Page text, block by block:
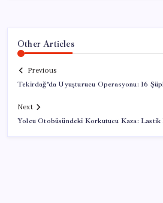
Other Articles
Previous
Tekirdağ’da Uyuşturucu Operasyonu: 16
Next
Yolcu Otobüsündeki Korkutucu Kaza: Lastik